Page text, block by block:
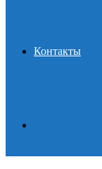
Контакты